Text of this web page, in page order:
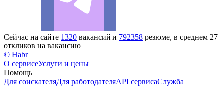
Сейчас на сайте 1320 вакансий и 792358 резюме, в среднем 27
откликов на вакансию
© Habr
О сервисеУслуги и цены
Помощь
Для соискателяДля работодателяAPI сервисаСлужба